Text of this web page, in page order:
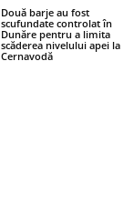
Două barje au fost
scufundate controlat în
Dunăre pentru a limita
scăderea nivelului apei la
Cernavodă